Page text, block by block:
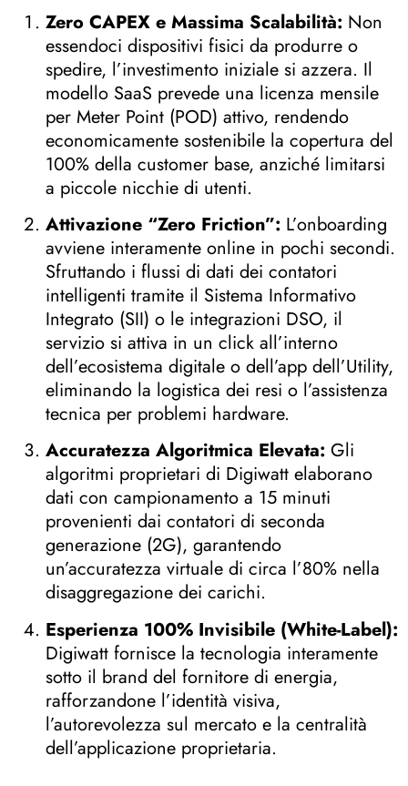
Zero CAPEX e Massima Scalabilità: Non
essendoci dispositivi fisici da produrre o
spedire, l’investimento iniziale si azzera. Il
modello SaaS prevede una licenza mensile
per Meter Point (POD) attivo, rendendo
economicamente sostenibile la copertura del
100% della customer base, anziché limitarsi
a piccole nicchie di utenti.
Attivazione “Zero Friction”: L’onboarding
avviene interamente online in pochi secondi.
Sfruttando i flussi di dati dei contatori
intelligenti tramite il Sistema Informativo
Integrato (SII) o le integrazioni DSO, il
servizio si attiva in un click all’interno
dell’ecosistema digitale o dell’app dell’Utility,
eliminando la logistica dei resi o l’assistenza
tecnica per problemi hardware.
Accuratezza Algoritmica Elevata: Gli
algoritmi proprietari di Digiwatt elaborano
dati con campionamento a 15 minuti
provenienti dai contatori di seconda
generazione (2G), garantendo
un’accuratezza virtuale di circa l’80% nella
disaggregazione dei carichi.
Esperienza 100% Invisibile (White-Label):
Digiwatt fornisce la tecnologia interamente
sotto il brand del fornitore di energia,
rafforzandone l’identità visiva,
l’autorevolezza sul mercato e la centralità
dell’applicazione proprietaria.